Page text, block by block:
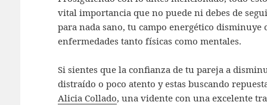
vital importancia que no puede ni debes de
para nada sano, tu campo energético
enfermedades tanto físicas como mentales.
Si sientes que la confianza de tu pareja a
distraído o poco atento y estas buscando
Alicia Collado, una vidente con una excelente